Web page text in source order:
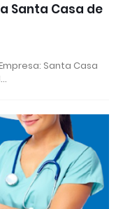
Santa Casa de
Santa Casa